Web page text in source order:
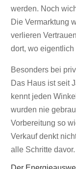
werden. Noch
Die Vermarktung
verlieren
dort, wo
Besonders bei
Das Haus ist seit
kennt jeden
wurden nie
Vorbereitung so
Verkauf denkt
alle Schritte davor.